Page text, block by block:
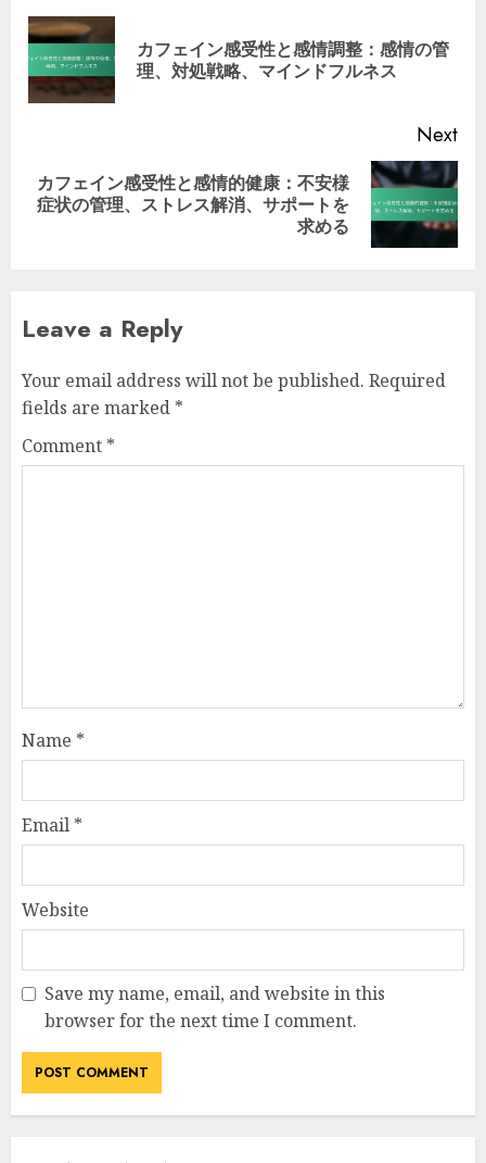
navigationカフェイン感受性と感情調整：感情の管
理、対処戦略、マインドフルネス
Next
Next
カフェイン感受性と感情的健康：不安様
症状の管理、ストレス解消、サポートを
求める
Leave a Reply
Your email address will not be published. Required
fields are marked *
Comment *
Name *
Email *
Website
Save my name, email, and website in this
browser for the next time I comment.